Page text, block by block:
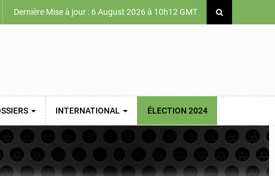
Dernière Mise à jour : 6 August 2026 à 10h12 GMT
INTERNATIONAL ÉLECTION 2024